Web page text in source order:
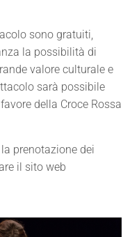
sono gratuiti,
la possibilità di
valore culturale e
sarà possibile
della Croce Rossa
prenotazione dei
il sito web